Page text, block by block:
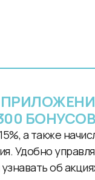
БОНУСОВ
а также
Удобно
об